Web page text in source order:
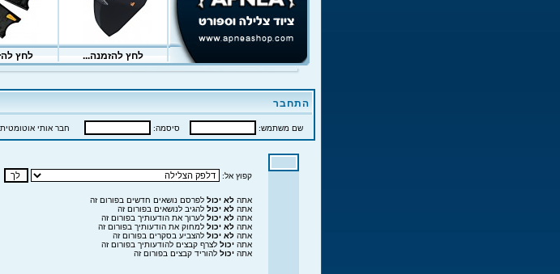
התחבר
שם משתמש: סיסמה: חבר אותי אוטומטית
קפוץ אל:
אתה לא יכול לפרסם נושאים חדשים בפורום זה
אתה לא יכול להגיב לנושאים בפורום זה
אתה לא יכול לערוך את הודעותיך בפורום זה
אתה לא יכול למחוק את הודעותיך בפורום זה
אתה לא יכול להצביע בסקרים בפורום זה
אתה יכול לצרף קבצים להודעותיך בפורום זה
אתה יכול להוריד קבצים בפורום זה